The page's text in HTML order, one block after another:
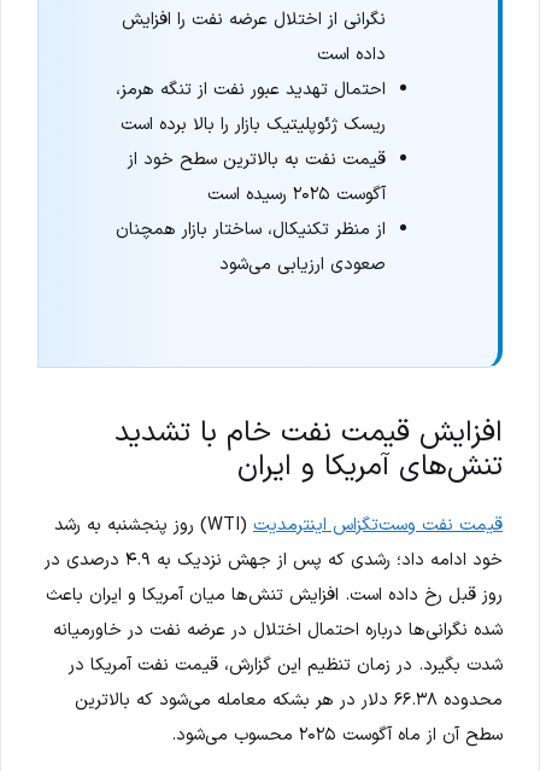
نگرانی از اختلال عرضه نفت را افزایش
داده است
احتمال تهدید عبور نفت از تنگه هرمز،
ریسک ژئوپلیتیک بازار را بالا برده است
قیمت نفت به بالاترین سطح خود از
آگوست ۲۰۲۵ رسیده است
از منظر تکنیکال، ساختار بازار همچنان
صعودی ارزیابی می‌شود
افزایش قیمت نفت خام با تشدید
تنش‌های آمریکا و ایران
قیمت نفت وست‌تگزاس اینترمدیت
(WTI) روز پنجشنبه به رشد
خود ادامه داد؛ رشدی که پس از جهش نزدیک به ۴.۹ درصدی در
روز قبل رخ داده است. افزایش تنش‌ها میان آمریکا و ایران باعث
شده نگرانی‌ها درباره احتمال اختلال در عرضه نفت در خاورمیانه
شدت بگیرد. در زمان تنظیم این گزارش، قیمت نفت آمریکا در
محدوده ۶۶.۳۸ دلار در هر بشکه معامله می‌شود که بالاترین
سطح آن از ماه آگوست ۲۰۲۵ محسوب می‌شود.